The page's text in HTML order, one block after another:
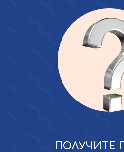
ПОЛУЧИТЕ